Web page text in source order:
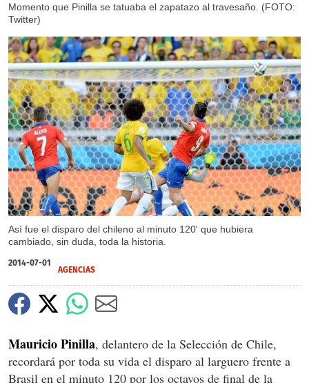
Momento que Pinilla se tatuaba el zapatazo al travesaño. (FOTO:
Twitter)
Así fue el disparo del chileno al minuto 120' que hubiera
cambiado, sin duda, toda la historia.
2014-07-01
AGENCIAS
Mauricio Pinilla, delantero de la Selección de Chile,
recordará por toda su vida el disparo al larguero frente a
Brasil en el minuto 120 por los octavos de final de la